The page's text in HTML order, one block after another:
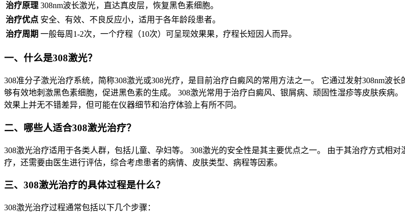
治疗原理 308nm波长激光，直达真皮层，恢复黑色素细胞。
治疗优点 安全、有效、不良反应小，适用于各年龄段患者。
治疗周期 一般每周1-2次，一个疗程（10次）可呈现效果果，疗程长短因人而异。
一、什么是308激光？
308准分子激光治疗系统，简称308激光或308光疗，是目前治疗白癜风的常用方法之一。 它通过发射308nm波
够有效地刺激黑色素细胞，促进黑色素的生成。 308激光常用于治疗白癜风、银屑病、顽固性湿疹等皮肤疾病
效果上并无不错差异，但可能在仪器细节和治疗体验上有所不同。
二、哪些人适合308激光治疗？
308激光治疗适用于各类人群，包括儿童、孕妇等。 308激光的安全性是其主要优点之一。 由于其治疗方式相
疗，还需要由医生进行评估，综合考虑患者的病情、皮肤类型、病程等因素。
三、308激光治疗的具体过程是什么？
308激光治疗过程通常包括以下几个步骤：